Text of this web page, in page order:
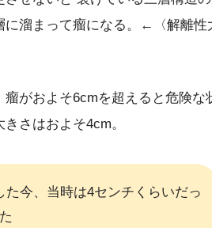
に溜まって瘤になる。←〈解離
がおよそ6cmを超えると危険な
さはおよそ4cm。
た今、当時は4センチくらいだっ